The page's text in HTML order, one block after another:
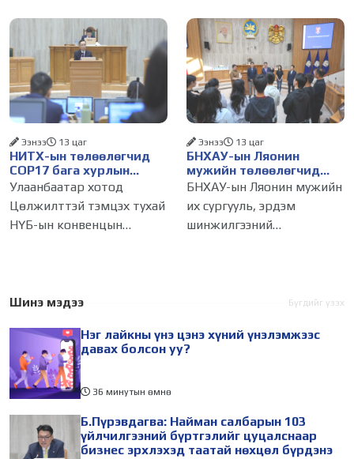
тэр ч байтугай хүний үнэ
цэнийг хүртэл лайк, шэйр,
дагагчийн тоогоор
хэмжих хандлага газар
авч
журмын зарим хэсгийг
хүчингүй болгож,
зөвшөөрлийн шинжтэй
103 бүртгэлээс нийслэлийн
бизнес эрхлэгчдийг
НИТХ-ын төлөөлөгчид
COP17 бага хурлын
бэлтгэл ажлын талаар
мэдээлэл сонслоо
Ээнээ 13 цаг
Улаанбаатар хотод
Цөлжилттэй тэмцэх тухай
НҮБ-ын конвенцын
өдөр зохион
холбогдуулан Нийслэлийн
БНХАУ-ын Ляонин
мужийн төлөөлөгчид
НИТХ-ын үйл
танилцлаа
Ээнээ 13 цаг
БНХАУ-ын Ляонин мужийн
их сургууль, эрдэм
шинжилгээний
төлөөлөгчид Монгол
айлчлалынхаа хүрээнд
Шинэ мэдээ Бүгдийг үзэх
Нэг лайкны үнэ цэнэ хүний үнэлэмжээс
давах болсон уу?
36 минутын өмнө
Б.Пүрэвдагва: Найман салбарын 103
үйлчилгээний бүртгэлийг цуцалснаар
бизнес эрхлэхэд таатай нөхцөл бүрдэнэ